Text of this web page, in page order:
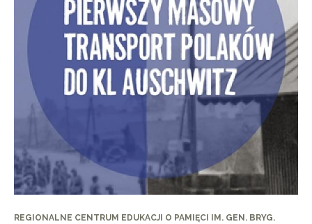
REGIONALNE CENTRUM EDUKACJI O PAMIĘCI IM. GEN. BRYG.